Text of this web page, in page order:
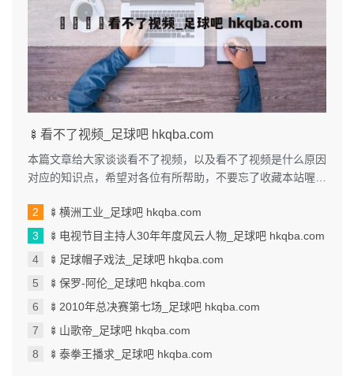
🍢看不了视频_足球吧 hkqba.com
本篇文章给大家谈谈看不了视频，以及看不了视频是什么原因
对应的知识点，希望对各位有所帮助，不要忘了收藏本站喔。
🍢横洲工业_足球吧 hkqba.com
🍢电视节目主持人30年年度风云人物_足球吧 hkqba.com
🍢足球帽子戏法_足球吧 hkqba.com
🍢保罗-阿伦_足球吧 hkqba.com
🍢2010年总决赛第七场_足球吧 hkqba.com
🍢山歌帝_足球吧 hkqba.com
🍢泰拳王播求_足球吧 hkqba.com